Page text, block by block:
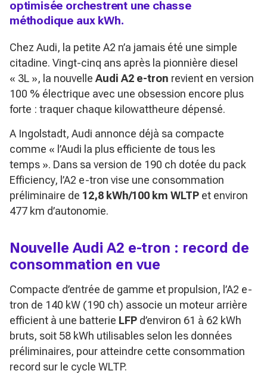
optimisée orchestrent une chasse
méthodique aux kWh.
Chez Audi, la petite A2 n’a jamais été une simple
citadine. Vingt-cinq ans après la pionnière diesel
« 3L », la nouvelle Audi A2 e-tron revient en version
100 % électrique avec une obsession encore plus
forte : traquer chaque kilowattheure dépensé.
A Ingolstadt, Audi annonce déjà sa compacte
comme « l’Audi la plus efficiente de tous les
temps ». Dans sa version de 190 ch dotée du pack
Efficiency, l’A2 e-tron vise une consommation
préliminaire de 12,8 kWh/100 km WLTP et environ
477 km d’autonomie.
Nouvelle Audi A2 e-tron : record de
consommation en vue
Compacte d’entrée de gamme et propulsion, l’A2 e-
tron de 140 kW (190 ch) associe un moteur arrière
efficient à une batterie LFP d’environ 61 à 62 kWh
bruts, soit 58 kWh utilisables selon les données
préliminaires, pour atteindre cette consommation
record sur le cycle WLTP.